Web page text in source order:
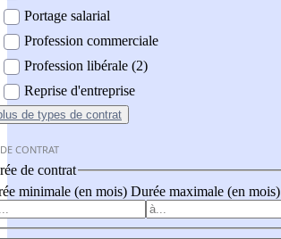
Portage salarial
Profession commerciale
Profession libérale (2)
Reprise d'entreprise
de types de contrat
CONTRAT
de contrat
minimale (en mois) Durée maximale (en mois)